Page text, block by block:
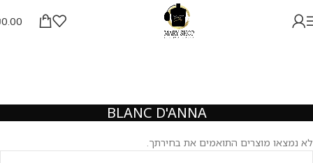
0.00
BLANC D'ANNA
לא נמצאו מוצרים התואמים את בחירתך.